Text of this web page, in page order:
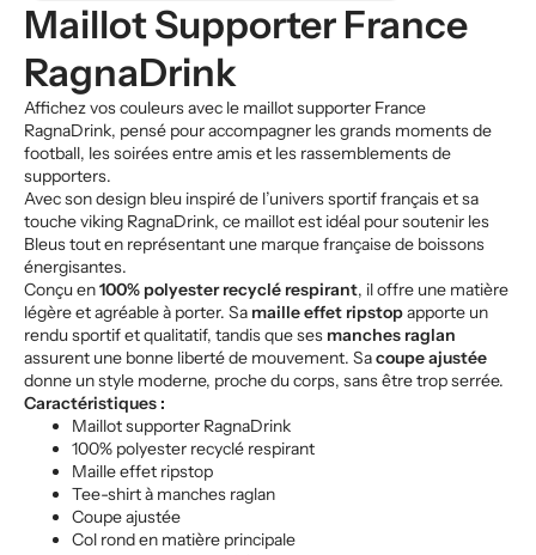
Maillot Supporter France
RagnaDrink
Affichez vos couleurs avec le maillot supporter France
RagnaDrink, pensé pour accompagner les grands moments de
football, les soirées entre amis et les rassemblements de
supporters.
Avec son design bleu inspiré de l’univers sportif français et sa
touche viking RagnaDrink, ce maillot est idéal pour soutenir les
Bleus tout en représentant une marque française de boissons
énergisantes.
Conçu en100% polyester recyclé respirant, il offre une matière
légère et agréable à porter. Sa maille effet ripstopapporte un
rendu sportif et qualitatif, tandis que ses manches raglan
assurent une bonne liberté de mouvement. Sacoupe ajustée
donne un style moderne, proche du corps, sans être trop serrée.
Caractéristiques :
Maillot supporter RagnaDrink
100% polyester recyclé respirant
Maille effet ripstop
Tee-shirt à manches raglan
Coupe ajustée
Col rond en matière principale